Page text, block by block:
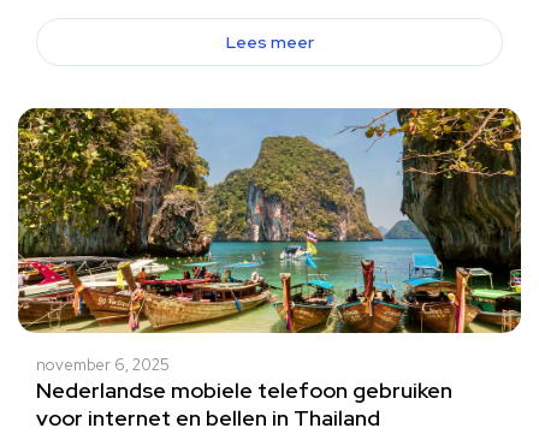
Lees meer
november 6, 2025
Nederlandse mobiele telefoon gebruiken
voor internet en bellen in Thailand